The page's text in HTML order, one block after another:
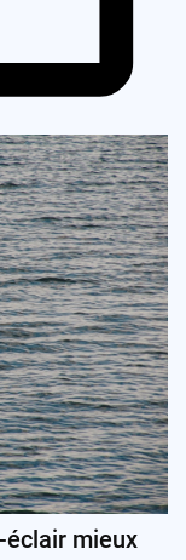
éclair mieux